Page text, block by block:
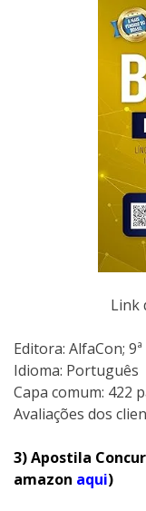
Link
Editora: AlfaCon;
Idioma: Português
Capa comum: 422
Avaliações dos
3) Apostila
amazon aqui)